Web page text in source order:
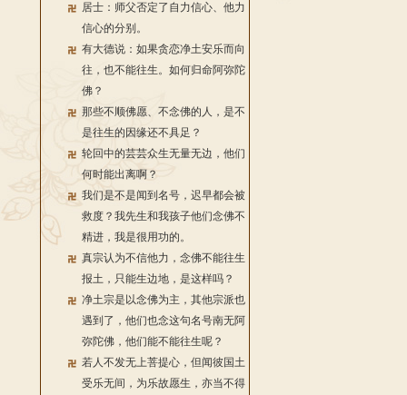
居士：师父否定了自力信心、他力
信心的分别。
有大德说：如果贪恋净土安乐而向
往，也不能往生。如何归命阿弥陀
佛？
那些不顺佛愿、不念佛的人，是不
是往生的因缘还不具足？
轮回中的芸芸众生无量无边，他们
何时能出离啊？
我们是不是闻到名号，迟早都会被
救度？我先生和我孩子他们念佛不
精进，我是很用功的。
真宗认为不信他力，念佛不能往生
报土，只能生边地，是这样吗？
净土宗是以念佛为主，其他宗派也
遇到了，他们也念这句名号南无阿
弥陀佛，他们能不能往生呢？
若人不发无上菩提心，但闻彼国土
受乐无间，为乐故愿生，亦当不得